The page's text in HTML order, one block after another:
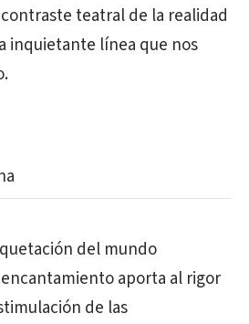
teatral de la realidad
inquietante línea que nos
del mundo
aporta al rigor
de las